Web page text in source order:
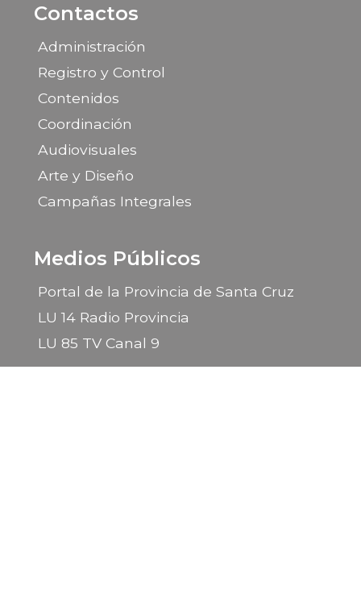
Contactos
Administración
Registro y Control
Contenidos
Coordinación
Audiovisuales
Arte y Diseño
Campañas Integrales
Medios Públicos
Portal de la Provincia de Santa Cruz
LU 14 Radio Provincia
LU 85 TV Canal 9